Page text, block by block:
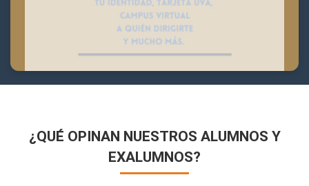
¿QUÉ OPINAN NUESTROS ALUMNOS Y
EXALUMNOS?